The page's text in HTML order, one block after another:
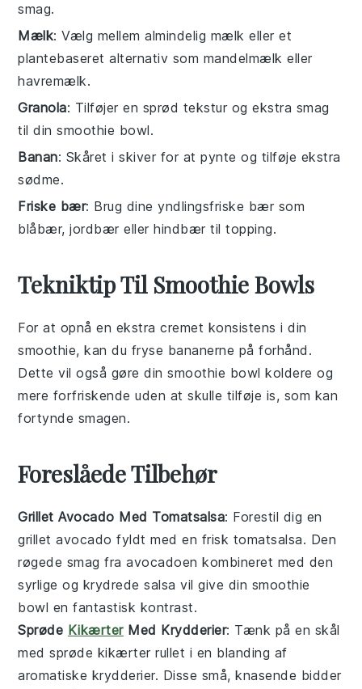
smag.
Mælk: Vælg mellem almindelig mælk eller et
plantebaseret alternativ som mandelmælk eller
havremælk.
Granola: Tilføjer en sprød tekstur og ekstra smag
til din smoothie bowl.
Banan: Skåret i skiver for at pynte og tilføje ekstra
sødme.
Friske bær: Brug dine yndlingsfriske bær som
blåbær, jordbær eller hindbær til topping.
Tekniktip Til Smoothie Bowls
For at opnå en ekstra cremet konsistens i din
smoothie, kan du fryse bananerne på forhånd.
Dette vil også gøre dinsmoothie bowl koldere og
mere forfriskende uden at skulle tilføje is, som kan
fortynde smagen.
Foreslåede Tilbehør
Grillet Avocado Med Tomatsalsa: Forestil dig en
grillet avocado fyldt med en frisk tomatsalsa. Den
røgede smag fra avocadoen kombineret med den
syrlige og krydrede salsa vil give din smoothie
bowl en fantastisk kontrast.
Sprøde KikærterMed Krydderier: Tænk på en skål
medsprøde kikærter rullet i en blanding af
aromatiske krydderier. Disse små, knasende bidder